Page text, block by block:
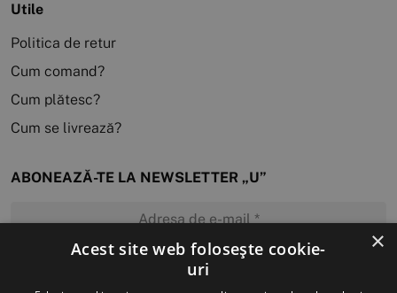
Utile
Politica de retur
Cum comand?
Cum plătesc?
Cum se livrează?
ABONEAZĂ-TE LA NEWSLETTER „U”
MĂ ABONEZ
×
Acest site web folosește cookie-
uri